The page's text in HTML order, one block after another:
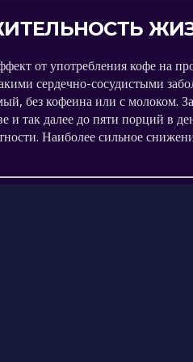
от употребления кофе на
сердечно-сосудистыми
без кофеина или с молоком.
так далее до пяти порций в
Наиболее сильное